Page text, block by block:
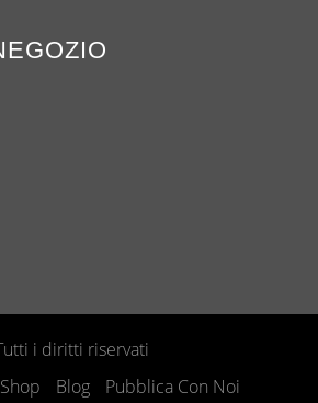
i diritti riservati
Shop Blog Pubblica Con Noi